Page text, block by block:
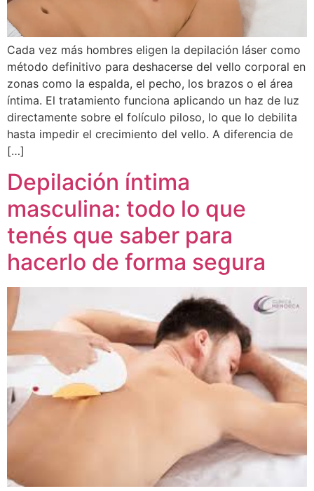
Cada vez más hombres eligen la depilación láser como
método definitivo para deshacerse del vello corporal en
zonas como la espalda, el pecho, los brazos o el área
íntima. El tratamiento funciona aplicando un haz de luz
directamente sobre el folículo piloso, lo que lo debilita
hasta impedir el crecimiento del vello. A diferencia de
[…]
Depilación íntima
masculina: todo lo que
tenés que saber para
hacerlo de forma segura